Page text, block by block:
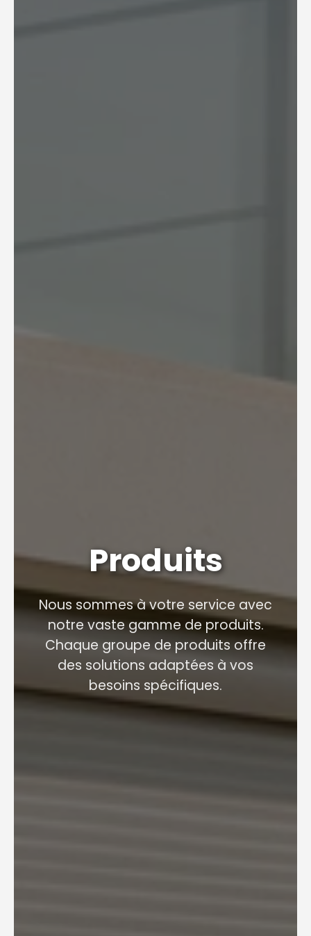
Produits
Nous sommes à votre service avec
notre vaste gamme de produits.
Chaque groupe de produits offre
des solutions adaptées à vos
besoins spécifiques.